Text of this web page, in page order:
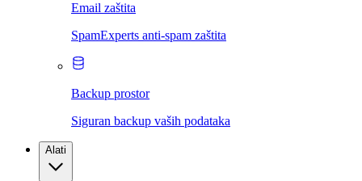
Email zaštita
SpamExperts anti-spam zaštita
Backup prostor
Siguran backup vaših podataka
Alati